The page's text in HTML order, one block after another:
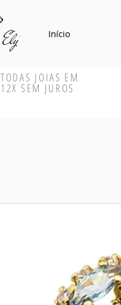
Início
TODAS JOIAS EM
12X SEM JUROS